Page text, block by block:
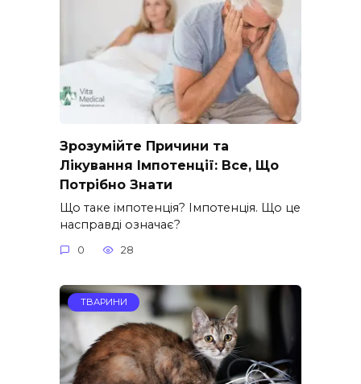
Зрозумійте Причини та
Лікування Імпотенції: Все, Що
Потрібно Знати
Що таке імпотенція? Імпотенція. Що це
насправді означає?
0 28
ТВАРИНИ